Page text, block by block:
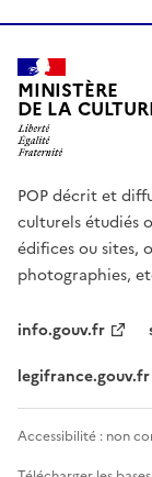
MINISTÈRE
DE LA
POP décrit et
culturels étudiés
édifices ou sites,
photographies,
info.gouv.fr
legifrance.gouv.fr
Accessibilité : non